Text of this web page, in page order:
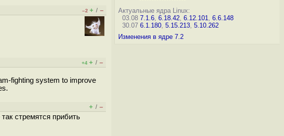
–2 + / –
+4 + / –
fighting system to improve
+ / –
стремятся прибить
Актуальные ядра Linux:
03.08 7.1.6, 6.18.42, 6.12.101, 6.6.148
30.07 6.1.180, 5.15.213, 5.10.262
Изменения в ядре 7.2